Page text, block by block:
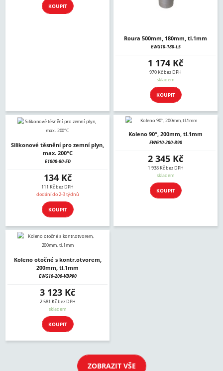
KOUPIT
Roura 500mm, 180mm, tl.1mm
EWG10-180-L5
1 174 Kč
970 Kč bez DPH
skladem
KOUPIT
Silikonové těsnění pro zemní plyn,
max. 200°C
E1000-80-ED
134 Kč
111 Kč bez DPH
dodání do 2-3 týdnů
KOUPIT
Koleno 90°, 200mm, tl.1mm
EWG10-200-B90
2 345 Kč
1 938 Kč bez DPH
skladem
KOUPIT
Koleno otočné s kontr.otvorem,
200mm, tl.1mm
EWG10-200-VBP90
3 123 Kč
2 581 Kč bez DPH
skladem
KOUPIT
ZOBRAZIT VŠE